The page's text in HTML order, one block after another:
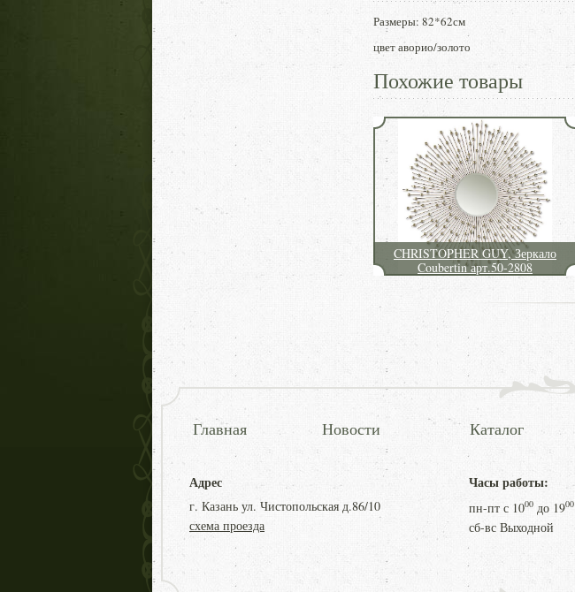
Размеры: 82*62см
цвет аворио/золото
Похожие товары
CHRISTOPHER GUY, Зеркало
Coubertin арт.50-2808
Главная Новости Каталог
Адрес
г. Казань ул. Чистопольская д.86/10
схема проезда
Часы работы:
пн-пт с 1000 до 1900
сб-вс Выходной